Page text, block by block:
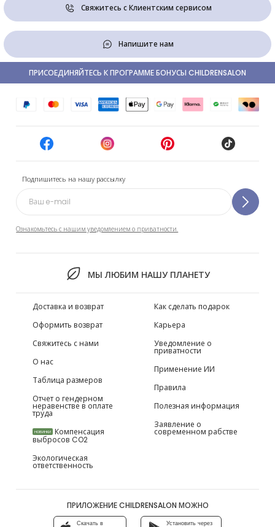
Свяжитесь с Клиентским сервисом
Напишите нам
Подпишитесь на нашу рассылку
Ознакомьтесь с нашим уведомлением о приватности.
МЫ ЛЮБИМ НАШУ ПЛАНЕТУ
ПРИСОЕДИНЯЙТЕСЬ К ПРОГРАММЕ БОНУСЫ CHILDRENSALON
Доставка и возврат
Оформить возврат
Свяжитесь с нами
О нас
Таблица размеров
Отчет о гендерном
неравенстве в оплате
труда
НОВИНКИ Компенсация
выбросов CO2
Экологическая
ответственность
Как сделать подарок
Карьера
Уведомление о
приватности
Применение ИИ
Правила
Полезная информация
Заявление о
современном рабстве
ПРИЛОЖЕНИЕ CHILDRENSALON МОЖНО
Скачать в Установить через